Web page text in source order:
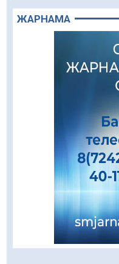
«Дауыс беру
07.08.2026
Қазақстандықтар
жақсылық күтеді –
Қаржылық
бағытталған
Жаңақорғанда су
қосылды
07.08.2026
Ауыл
негізгі тірегі
07.08.2026
ЖАРНАМА